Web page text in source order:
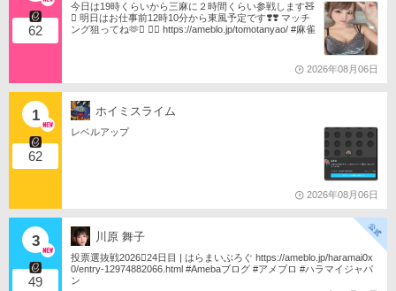
62
今日は19時くらいから三麻に２時間くらい参戦します🧸
󾬏 明日はお仕事前12時10分から東風予定です❣️❣️ マッチ
ング狙ってね🫶󾬍 󾕆⇨ https://ameblo.jp/tomotanyao/ #麻雀
2026年08月06日
1
62
ホイミスライム
レベルアップ
2026年08月06日
3
49
川原 舞子
投票選抜戦2026󾇟24日目 | はらまいぶろぐ https://ameblo.jp/haramai0x
0/entry-12974882066.html #Amebaブログ #アメブロ #ハラマイジャパ
ン